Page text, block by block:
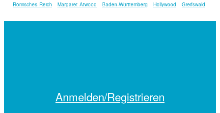
Römisches Reich Margaret Atwood Baden-Württemberg Hollywood Greifswald
Anmelden/Registrieren